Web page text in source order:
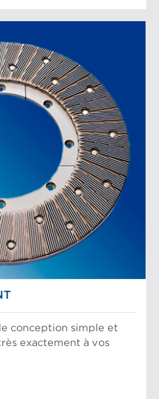
conception simple et
exactement à vos